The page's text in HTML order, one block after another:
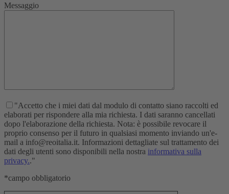
Messaggio
"Accetto che i miei dati dal modulo di contatto siano raccolti ed
elaborati per rispondere alla mia richiesta. I dati saranno cancellati
dopo l'elaborazione della richiesta. Nota: è possibile revocare il
proprio consenso per il futuro in qualsiasi momento inviando un'e-
mail a info@reoitalia.it. Informazioni dettagliate sul trattamento dei
dati degli utenti sono disponibili nella nostra informativa sulla
privacy.."
*campo obbligatorio